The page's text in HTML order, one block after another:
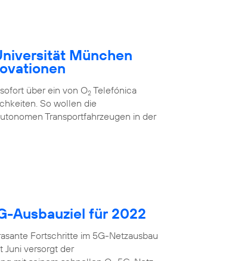
München
über ein von O2 Telefónica
So wollen die
Transportfahrzeugen in der
Ausbauziel für 2022
Fortschritte im 5G-Netzausbau
Juni versorgt der